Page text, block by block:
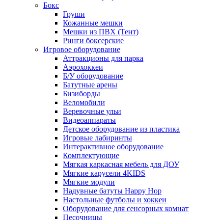
Бокс
Груши
Кожанные мешки
Мешки из ПВХ (Тент)
Ринги боксерские
Игровое оборудование
Аттракционы для парка
Аэрохоккеи
Б/У оборудование
Батутные арены
Бизиборды
Веломобили
Веревочные ульи
Видеоаппараты
Детское оборудование из пластика
Игровые лабиринты
Интерактивное оборудование
Комплектующие
Мягкая каркасная мебель для ДОУ
Мягкие карусели 4KIDS
Мягкие модули
Надувные батуты Happy Hop
Настольные футболы и хоккеи
Оборудование для сенсорных комнат
Песочницы